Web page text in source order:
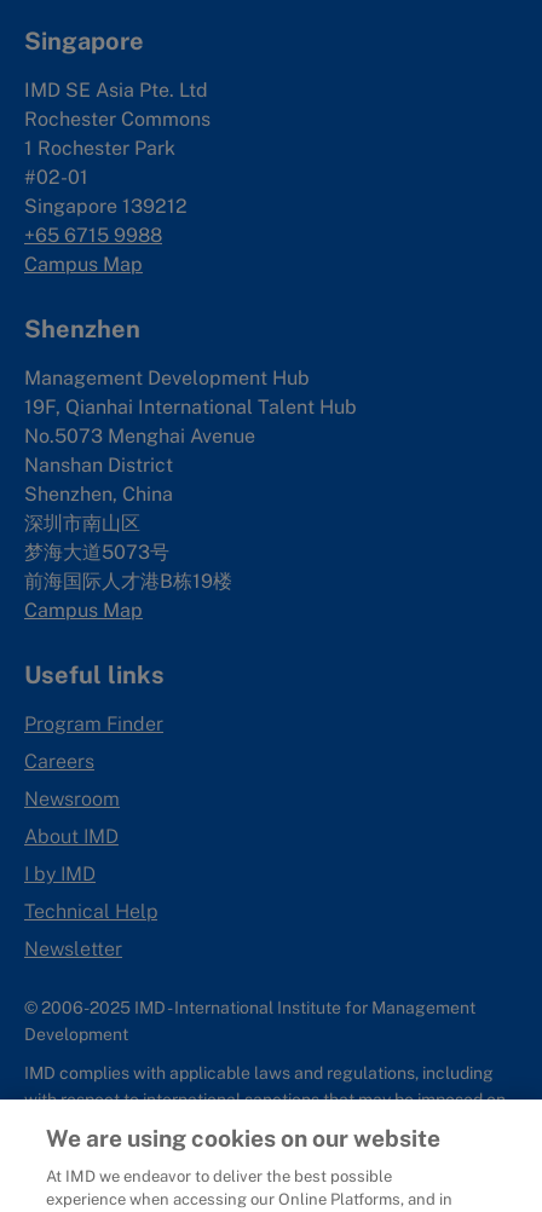
Singapore
IMD SE Asia Pte. Ltd
Rochester Commons
1 Rochester Park
#02-01
Singapore 139212
+65 6715 9988
Campus Map
Shenzhen
Management Development Hub
19F, Qianhai International Talent Hub
No.5073 Menghai Avenue
Nanshan District
Shenzhen, China
深圳市南山区
梦海大道5073号
前海国际人才港B栋19楼
Campus Map
Useful links
Program Finder
Careers
Newsroom
About IMD
I by IMD
Technical Help
Newsletter
© 2006-2025 IMD - International Institute for Management
Development
IMD complies with applicable laws and regulations, including
with respect to international sanctions that may be imposed on
individuals and countries. This policy applies to all applications
for IMD programs from individuals or organizations, and any
commercial or non-commercial partnerships.
We are using cookies on our website
At IMD we endeavor to deliver the best possible
experience when accessing our Online Platforms, and in